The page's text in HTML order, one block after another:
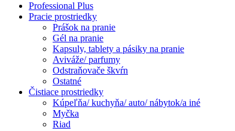
Professional Plus
Pracie prostriedky
Prášok na pranie
Gél na pranie
Kapsuly, tablety a pásiky na pranie
Aviváže/ parfumy
Odstraňovače škvŕn
Ostatné
Čistiace prostriedky
Kúpeľňa/ kuchyňa/ auto/ nábytok/a iné
Myčka
Riad